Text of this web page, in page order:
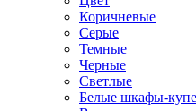
Коричневые
Серые
Темные
Черные
Светлые
Белые шкафы-купе